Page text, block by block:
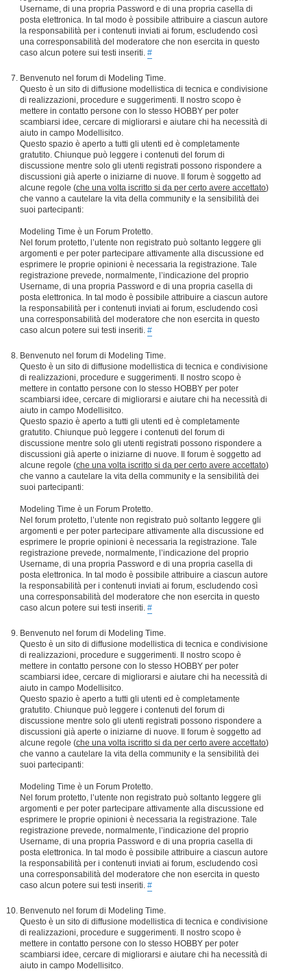
Username, di una propria Password e di una propria casella di
posta elettronica. In tal modo è possibile attribuire a ciascun autore
la responsabilità per i contenuti inviati ai forum, escludendo così
una corresponsabilità del moderatore che non esercita in questo
caso alcun potere sui testi inseriti. #
Benvenuto nel forum di Modeling Time.
Questo è un sito di diffusione modellistica di tecnica e condivisione
di realizzazioni, procedure e suggerimenti. Il nostro scopo è
mettere in contatto persone con lo stesso HOBBY per poter
scambiarsi idee, cercare di migliorarsi e aiutare chi ha necessità di
aiuto in campo Modellisitco.
Questo spazio è aperto a tutti gli utenti ed è completamente
gratutito. Chiunque può leggere i contenuti del forum di
discussione mentre solo gli utenti registrati possono rispondere a
discussioni già aperte o iniziarne di nuove. Il forum è soggetto ad
alcune regole (che una volta iscritto si da per certo avere accettato)
che vanno a cautelare la vita della community e la sensibilità dei
suoi partecipanti:
Modeling Time è un Forum Protetto.
Nel forum protetto, l’utente non registrato può soltanto leggere gli
argomenti e per poter partecipare attivamente alla discussione ed
esprimere le proprie opinioni è necessaria la registrazione. Tale
registrazione prevede, normalmente, l’indicazione del proprio
Username, di una propria Password e di una propria casella di
posta elettronica. In tal modo è possibile attribuire a ciascun autore
la responsabilità per i contenuti inviati ai forum, escludendo così
una corresponsabilità del moderatore che non esercita in questo
caso alcun potere sui testi inseriti. #
Benvenuto nel forum di Modeling Time.
Questo è un sito di diffusione modellistica di tecnica e condivisione
di realizzazioni, procedure e suggerimenti. Il nostro scopo è
mettere in contatto persone con lo stesso HOBBY per poter
scambiarsi idee, cercare di migliorarsi e aiutare chi ha necessità di
aiuto in campo Modellisitco.
Questo spazio è aperto a tutti gli utenti ed è completamente
gratutito. Chiunque può leggere i contenuti del forum di
discussione mentre solo gli utenti registrati possono rispondere a
discussioni già aperte o iniziarne di nuove. Il forum è soggetto ad
alcune regole (che una volta iscritto si da per certo avere accettato)
che vanno a cautelare la vita della community e la sensibilità dei
suoi partecipanti:
Modeling Time è un Forum Protetto.
Nel forum protetto, l’utente non registrato può soltanto leggere gli
argomenti e per poter partecipare attivamente alla discussione ed
esprimere le proprie opinioni è necessaria la registrazione. Tale
registrazione prevede, normalmente, l’indicazione del proprio
Username, di una propria Password e di una propria casella di
posta elettronica. In tal modo è possibile attribuire a ciascun autore
la responsabilità per i contenuti inviati ai forum, escludendo così
una corresponsabilità del moderatore che non esercita in questo
caso alcun potere sui testi inseriti. #
Benvenuto nel forum di Modeling Time.
Questo è un sito di diffusione modellistica di tecnica e condivisione
di realizzazioni, procedure e suggerimenti. Il nostro scopo è
mettere in contatto persone con lo stesso HOBBY per poter
scambiarsi idee, cercare di migliorarsi e aiutare chi ha necessità di
aiuto in campo Modellisitco.
Questo spazio è aperto a tutti gli utenti ed è completamente
gratutito. Chiunque può leggere i contenuti del forum di
discussione mentre solo gli utenti registrati possono rispondere a
discussioni già aperte o iniziarne di nuove. Il forum è soggetto ad
alcune regole (che una volta iscritto si da per certo avere accettato)
che vanno a cautelare la vita della community e la sensibilità dei
suoi partecipanti:
Modeling Time è un Forum Protetto.
Nel forum protetto, l’utente non registrato può soltanto leggere gli
argomenti e per poter partecipare attivamente alla discussione ed
esprimere le proprie opinioni è necessaria la registrazione. Tale
registrazione prevede, normalmente, l’indicazione del proprio
Username, di una propria Password e di una propria casella di
posta elettronica. In tal modo è possibile attribuire a ciascun autore
la responsabilità per i contenuti inviati ai forum, escludendo così
una corresponsabilità del moderatore che non esercita in questo
caso alcun potere sui testi inseriti. #
Benvenuto nel forum di Modeling Time.
Questo è un sito di diffusione modellistica di tecnica e condivisione
di realizzazioni, procedure e suggerimenti. Il nostro scopo è
mettere in contatto persone con lo stesso HOBBY per poter
scambiarsi idee, cercare di migliorarsi e aiutare chi ha necessità di
aiuto in campo Modellisitco.